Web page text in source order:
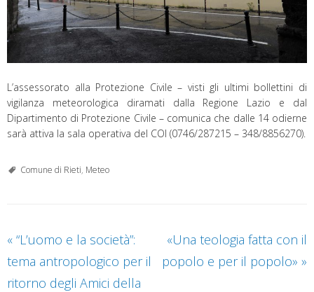
L’assessorato alla Protezione Civile – visti gli ultimi bollettini di
vigilanza meteorologica diramati dalla Regione Lazio e dal
Dipartimento di Protezione Civile – comunica che dalle 14 odierne
sarà attiva la sala operativa del COI (0746/287215 – 348/8856270).
Comune di Rieti, Meteo
« “L’uomo e la società”:
tema antropologico per il
ritorno degli Amici della
«Una teologia fatta con il
popolo e per il popolo» »